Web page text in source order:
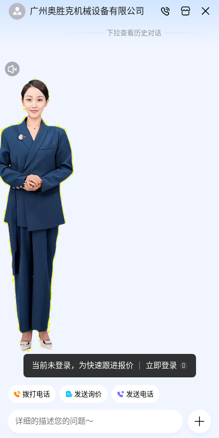
广州奥胜克机械设备有限公司
下拉查看历史对话
拨打电话 发送询价 发送电话
当前未登录，为快速跟进报价 立即登录